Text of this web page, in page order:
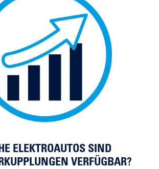
ELEKTROAUTOS SIND
VERFÜGBAR?